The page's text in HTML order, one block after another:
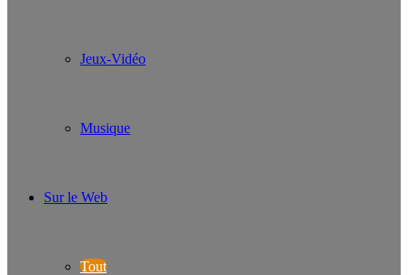
Jeux-Vidéo
Musique
Sur le Web
Tout